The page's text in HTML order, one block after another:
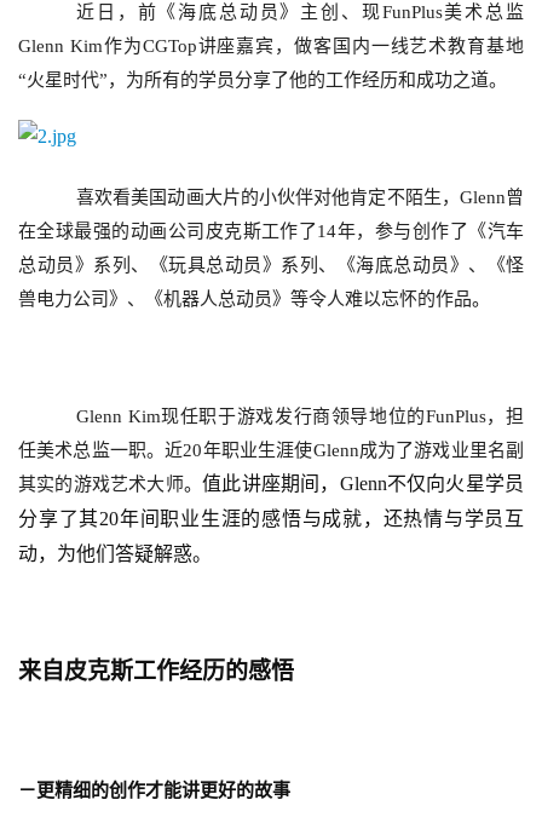
近日，前《海底总动员》主创、现FunPlus美术总监
Glenn Kim作为CGTop讲座嘉宾，做客国内一线艺术教育基地
“火星时代”，为所有的学员分享了他的工作经历和成功之道。
喜欢看美国动画大片的小伙伴对他肯定不陌生，Glenn曾
在全球最强的动画公司皮克斯工作了14年，参与创作了《汽车
总动员》系列、《玩具总动员》系列、《海底总动员》、《怪
兽电力公司》、《机器人总动员》等令人难以忘怀的作品。
Glenn Kim现任职于游戏发行商领导地位的FunPlus，担
任美术总监一职。近20年职业生涯使Glenn成为了游戏业里名副
其实的游戏艺术大师。值此讲座期间，Glenn不仅向火星学员
分享了其20年间职业生涯的感悟与成就，还热情与学员互
动，为他们答疑解惑。
来自皮克斯工作经历的感悟
－更精细的创作才能讲更好的故事